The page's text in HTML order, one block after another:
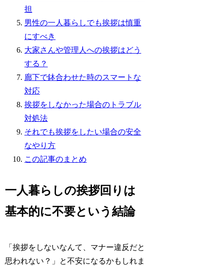
担
男性の一人暮らしでも挨拶は慎重
にすべき
大家さんや管理人への挨拶はどう
する？
廊下で鉢合わせた時のスマートな
対応
挨拶をしなかった場合のトラブル
対処法
それでも挨拶をしたい場合の安全
なやり方
この記事のまとめ
一人暮らしの挨拶回りは
基本的に不要という結論
「挨拶をしないなんて、マナー違反だと
思われない？」と不安になるかもしれま